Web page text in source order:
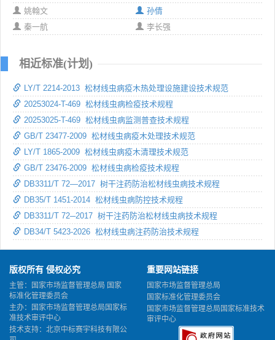
姚翰文
孙倩
秦一航
李长强
相近标准(计划)
LY/T 2214-2013 松材线虫病疫木热处理设施建设技术规范
20253024-T-469 松材线虫病检疫技术规程
20253025-T-469 松材线虫病监测普查技术规程
GB/T 23477-2009 松材线虫病疫木处理技术规范
LY/T 1865-2009 松材线虫病疫木清理技术规范
GB/T 23476-2009 松材线虫病检疫技术规程
DB3311/T 72―2017 树干注药防治松材线虫病技术规程
DB35/T 1451-2014 松材线虫病防控技术规程
DB3311/T 72─2017 树干注药防治松材线虫病技术规程
DB34/T 5423-2026 松材线虫病注药防治技术规程
版权所有 侵权必究
主管：国家市场监督管理总局 国家
标准化管理委员会
主办：国家市场监督管理总局国家标
准技术审评中心
技术支持：北京中标赛宇科技有限公
重要网站链接
国家市场监督管理总局
国家标准化管理委员会
国家市场监督管理总局国家标准技术
审评中心